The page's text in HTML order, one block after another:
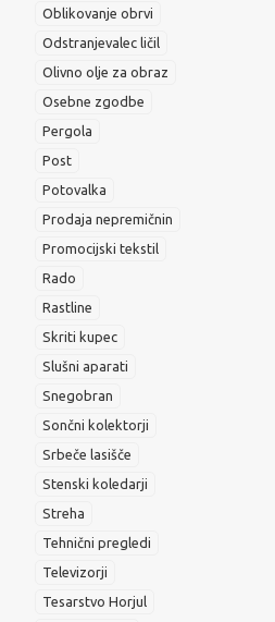
Oblikovanje obrvi
Odstranjevalec ličil
Olivno olje za obraz
Osebne zgodbe
Pergola
Post
Potovalka
Prodaja nepremičnin
Promocijski tekstil
Rado
Rastline
Skriti kupec
Slušni aparati
Snegobran
Sončni kolektorji
Srbeče lasišče
Stenski koledarji
Streha
Tehnični pregledi
Televizorji
Tesarstvo Horjul